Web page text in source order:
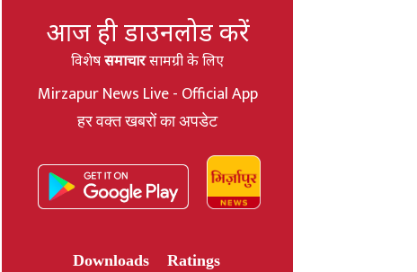
आज ही डाउनलोड करें
विशेषसमाचारसामग्री के लिए
Mirzapur News Live - Official App
हर वक्त खबरों का अपडेट
Downloads
Ratings